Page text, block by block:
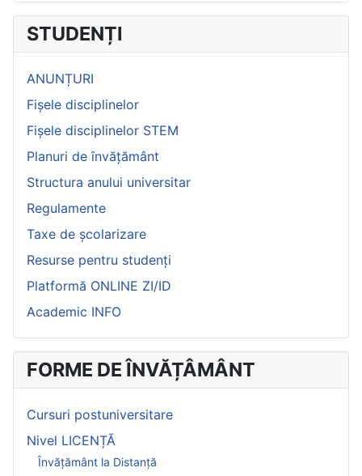
STUDENȚI
ANUNȚURI
Fișele disciplinelor
Fișele disciplinelor STEM
Planuri de învățământ
Structura anului universitar
Regulamente
Taxe de școlarizare
Resurse pentru studenți
Platformă ONLINE ZI/ID
Academic INFO
FORME DE ÎNVĂȚÂMÂNT
Cursuri postuniversitare
Nivel LICENȚĂ
Învățământ la Distanță